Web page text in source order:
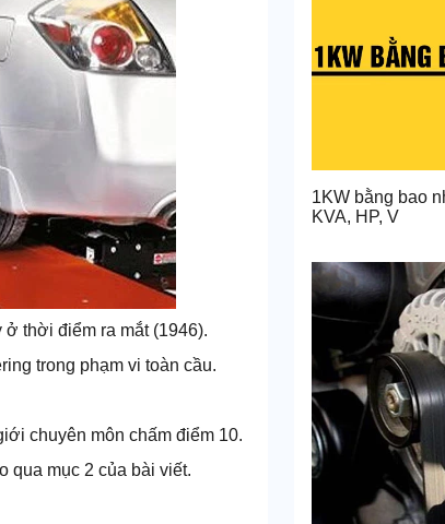
thời điểm ra mắt (1946).
trong phạm vi toàn cầu.
chuyên môn chấm điểm 10.
qua mục 2 của bài viết.
1KW bằng bao
KVA, HP, V